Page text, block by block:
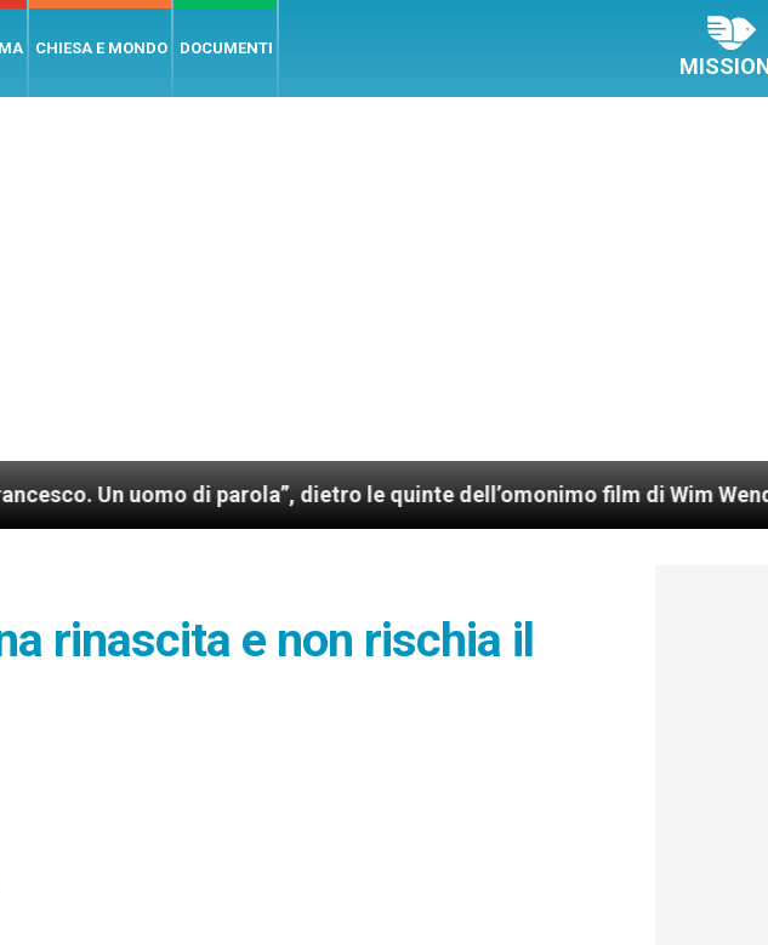
CHIESA E MONDO DOCUMENTI
di parola”, dietro le quinte dell’omonimo film di Wim Wenders
rinascita e non rischia il